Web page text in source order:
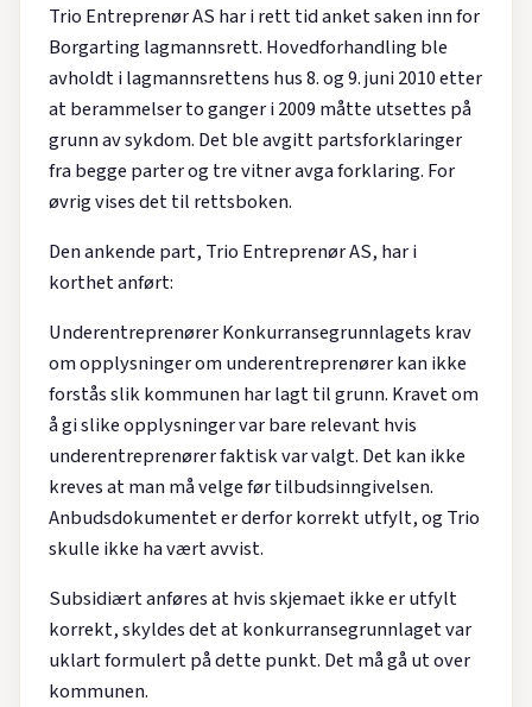
Trio Entreprenør AS har i rett tid anket saken inn for
Borgarting lagmannsrett. Hovedforhandling ble
avholdt i lagmannsrettens hus 8. og 9. juni 2010 etter
at berammelser to ganger i 2009 måtte utsettes på
grunn av sykdom. Det ble avgitt partsforklaringer
fra begge parter og tre vitner avga forklaring. For
øvrig vises det til rettsboken.
Den ankende part, Trio Entreprenør AS, har i
korthet anført:
Underentreprenører Konkurransegrunnlagets krav
om opplysninger om underentreprenører kan ikke
forstås slik kommunen har lagt til grunn. Kravet om
å gi slike opplysninger var bare relevant hvis
underentreprenører faktisk var valgt. Det kan ikke
kreves at man må velge før tilbudsinngivelsen.
Anbudsdokumentet er derfor korrekt utfylt, og Trio
skulle ikke ha vært avvist.
Subsidiært anføres at hvis skjemaet ikke er utfylt
korrekt, skyldes det at konkurransegrunnlaget var
uklart formulert på dette punkt. Det må gå ut over
kommunen.